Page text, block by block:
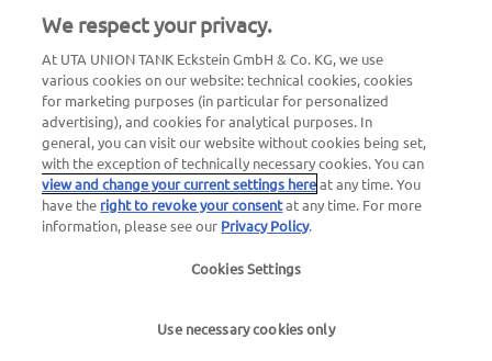
Zaloguj się do strefy klienta
Informacje o UTA Edenred
Nota prawna |Nota prawna i pliki cookies / Ochrona
Warunki użytkowania
We respect your privacy.
At UTA UNION TANK Eckstein GmbH & Co. KG, we use
various cookies on our website: technical cookies, cookies
for marketing purposes (in particular for personalized
advertising), and cookies for analytical purposes. In
general, you can visit our website without cookies being set,
with the exception of technically necessary cookies. You can
view and change your current settings hereat any time. You
have the right to revoke your consentat any time. For more
information, please see our Privacy Policy.
Cookies Settings
Use necessary cookies only